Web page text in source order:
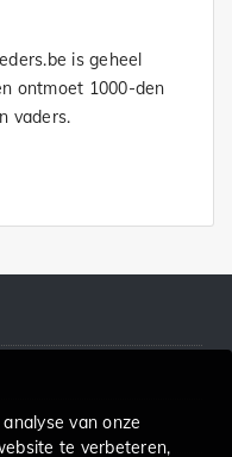
is geheel
ontmoet 1000-den
vaders.
van onze
te verbeteren,